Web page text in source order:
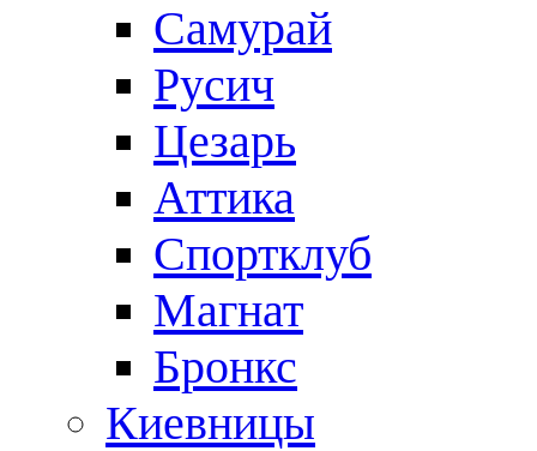
Самурай
Русич
Цезарь
Аттика
Спортклуб
Магнат
Бронкс
Киевницы